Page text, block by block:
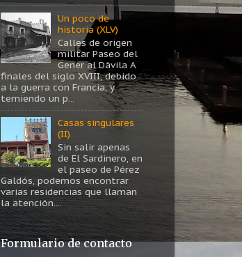
Un poco de
historia (XLV)
Calles de origen
militar Paseo del
Gener al Dávila A
finales del siglo XVIII, debido
a la guerra con Francia, y
temiendo un p...
Casas singulares
(II)
Sin salir apenas
de El Sardinero, en
el paseo de Pérez
Galdós, podemos encontrar
varias residencias que llaman
la atención....
Formulario de contacto